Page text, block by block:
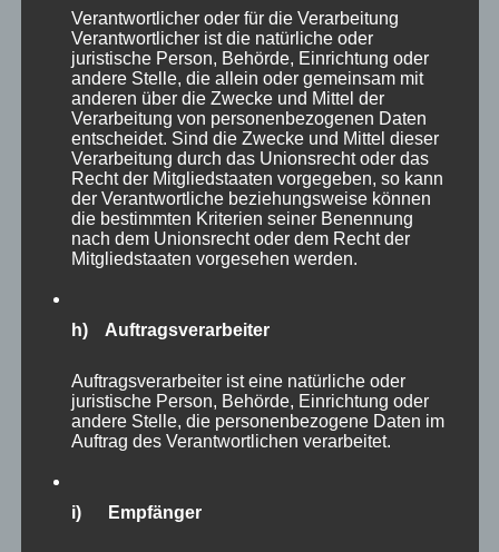
dass sich in der „Sandwichposition“ mit Druck
von unten und oben befindet, zugeschreiben.
Die Studie gibt allerdings auch gute
Anhaltspunkte wie das Burnout Risiko aller
Führungskräfte vermindert werden kann.
Fördert man nämlich die erlebte
Selbstwirksamkeit der Führungskräfte auf allen
Ebenen, so nimmt offenbar das Burnout Risiko
ab. Für eine positive Selbstwirksamkeit ist eine
gute Fehlerkultur, in der Fehler als Chance
begriffen werden, sicher von Vorteil. Auch
ebenso wie Resilienztrainings stärkend wirken.
Die aktuell deutlich sinkenden Inzidenzzahlen
der Corona Pandemie und das fortschreitende
Impfen der Bevölkerung geben Anlass zur
Verantwortlicher oder für die Verarbeitung
Verantwortlicher ist die natürliche oder
juristische Person, Behörde, Einrichtung oder
andere Stelle, die allein oder gemeinsam mit
anderen über die Zwecke und Mittel der
Verarbeitung von personenbezogenen Daten
entscheidet. Sind die Zwecke und Mittel dieser
Verarbeitung durch das Unionsrecht oder das
Recht der Mitgliedstaaten vorgegeben, so kann
der Verantwortliche beziehungsweise können
die bestimmten Kriterien seiner Benennung
nach dem Unionsrecht oder dem Recht der
Mitgliedstaaten vorgesehen werden.
h) Auftragsverarbeiter
Auftragsverarbeiter ist eine natürliche oder
juristische Person, Behörde, Einrichtung oder
andere Stelle, die personenbezogene Daten im
Auftrag des Verantwortlichen verarbeitet.
i) Empfänger